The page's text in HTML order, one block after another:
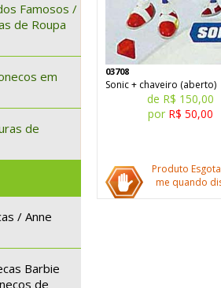
Famosos /
de Roupa
em
de
/ Anne
Barbie
de
03708
Sonic + chaveiro (aberto)
de R$ 150,00
por R$ 50,00
Produto
me quando